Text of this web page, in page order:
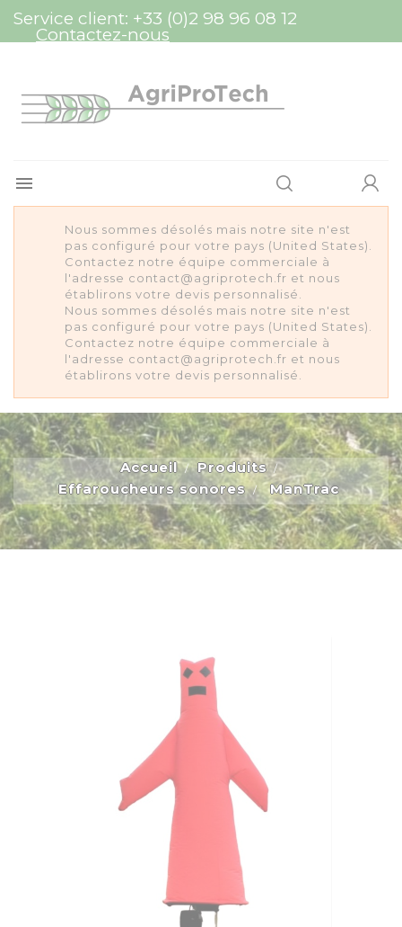
Service client: +33 (0)2 98 96 08 12
Contactez-nous

Nous sommes désolés mais notre site n'est
pas configuré pour votre pays (United States).
Contactez notre équipe commerciale à
l'adresse contact@agriprotech.fr et nous
établirons votre devis personnalisé.
Nous sommes désolés mais notre site n'est
pas configuré pour votre pays (United States).
Contactez notre équipe commerciale à
l'adresse contact@agriprotech.fr et nous
établirons votre devis personnalisé.
Accueil
Produits
Effaroucheurs sonores
ManTrac
Panneau de gestion des cookies